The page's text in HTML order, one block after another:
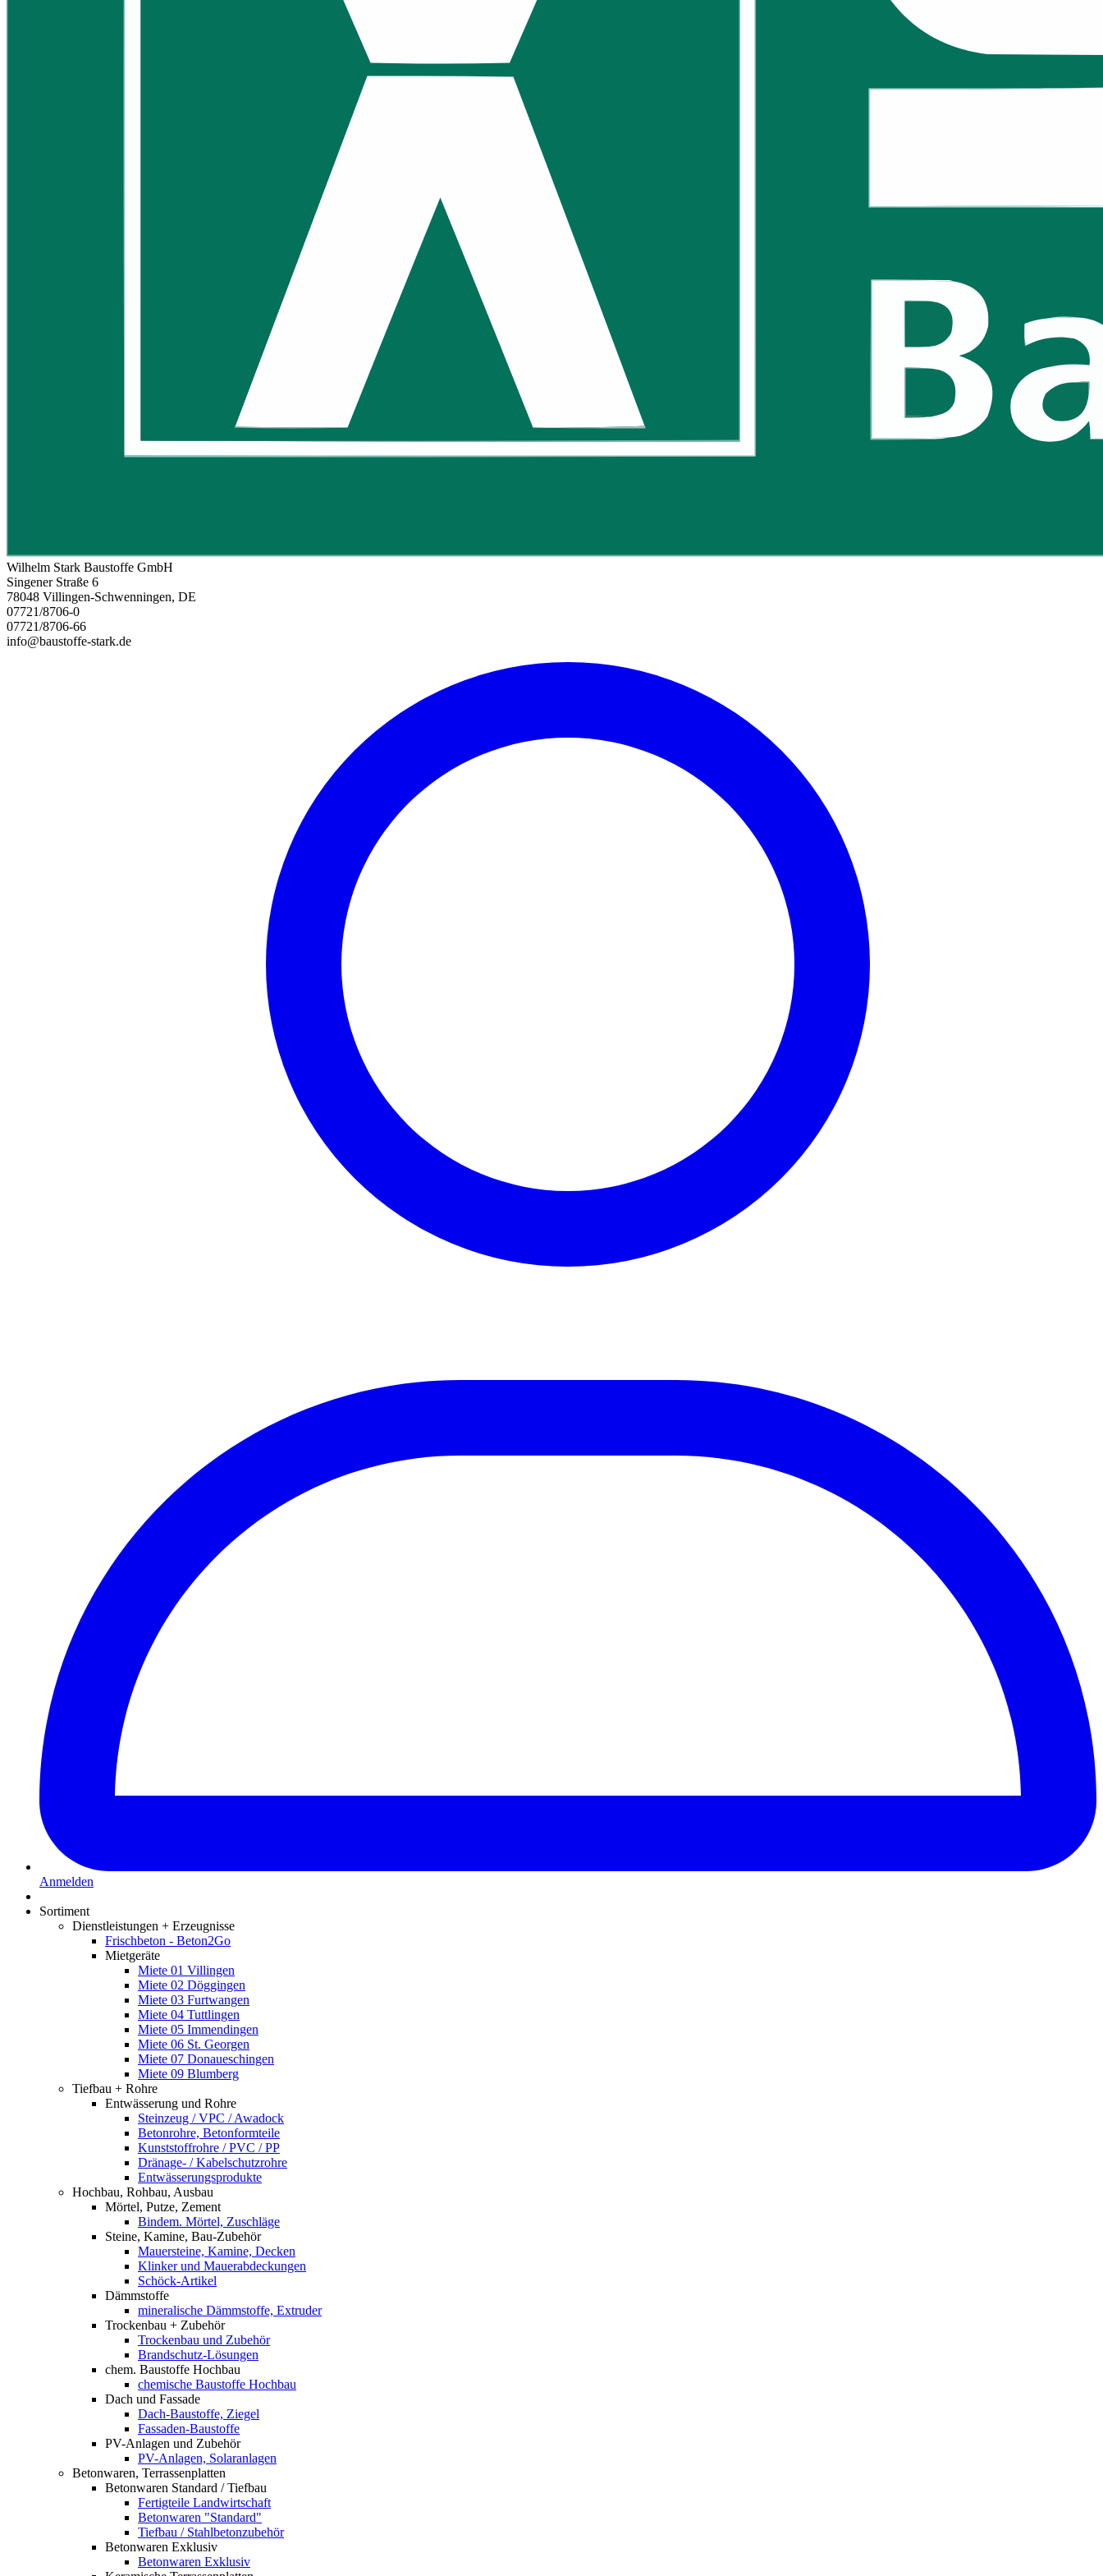
Wilhelm Stark Baustoffe GmbH
Singener Straße 6
78048 Villingen-Schwenningen, DE
07721/8706-0
07721/8706-66
info@baustoffe-stark.de
Anmelden
Sortiment
Dienstleistungen + Erzeugnisse
Frischbeton - Beton2Go
Mietgeräte
Miete 01 Villingen
Miete 02 Döggingen
Miete 03 Furtwangen
Miete 04 Tuttlingen
Miete 05 Immendingen
Miete 06 St. Georgen
Miete 07 Donaueschingen
Miete 09 Blumberg
Tiefbau + Rohre
Entwässerung und Rohre
Steinzeug / VPC / Awadock
Betonrohre, Betonformteile
Kunststoffrohre / PVC / PP
Dränage- / Kabelschutzrohre
Entwässerungsprodukte
Hochbau, Rohbau, Ausbau
Mörtel, Putze, Zement
Bindem. Mörtel, Zuschläge
Steine, Kamine, Bau-Zubehör
Mauersteine, Kamine, Decken
Klinker und Mauerabdeckungen
Schöck-Artikel
Dämmstoffe
mineralische Dämmstoffe, Extruder
Trockenbau + Zubehör
Trockenbau und Zubehör
Brandschutz-Lösungen
chem. Baustoffe Hochbau
chemische Baustoffe Hochbau
Dach und Fassade
Dach-Baustoffe, Ziegel
Fassaden-Baustoffe
PV-Anlagen und Zubehör
PV-Anlagen, Solaranlagen
Betonwaren, Terrassenplatten
Betonwaren Standard / Tiefbau
Fertigteile Landwirtschaft
Betonwaren "Standard"
Tiefbau / Stahlbetonzubehör
Betonwaren Exklusiv
Betonwaren Exklusiv